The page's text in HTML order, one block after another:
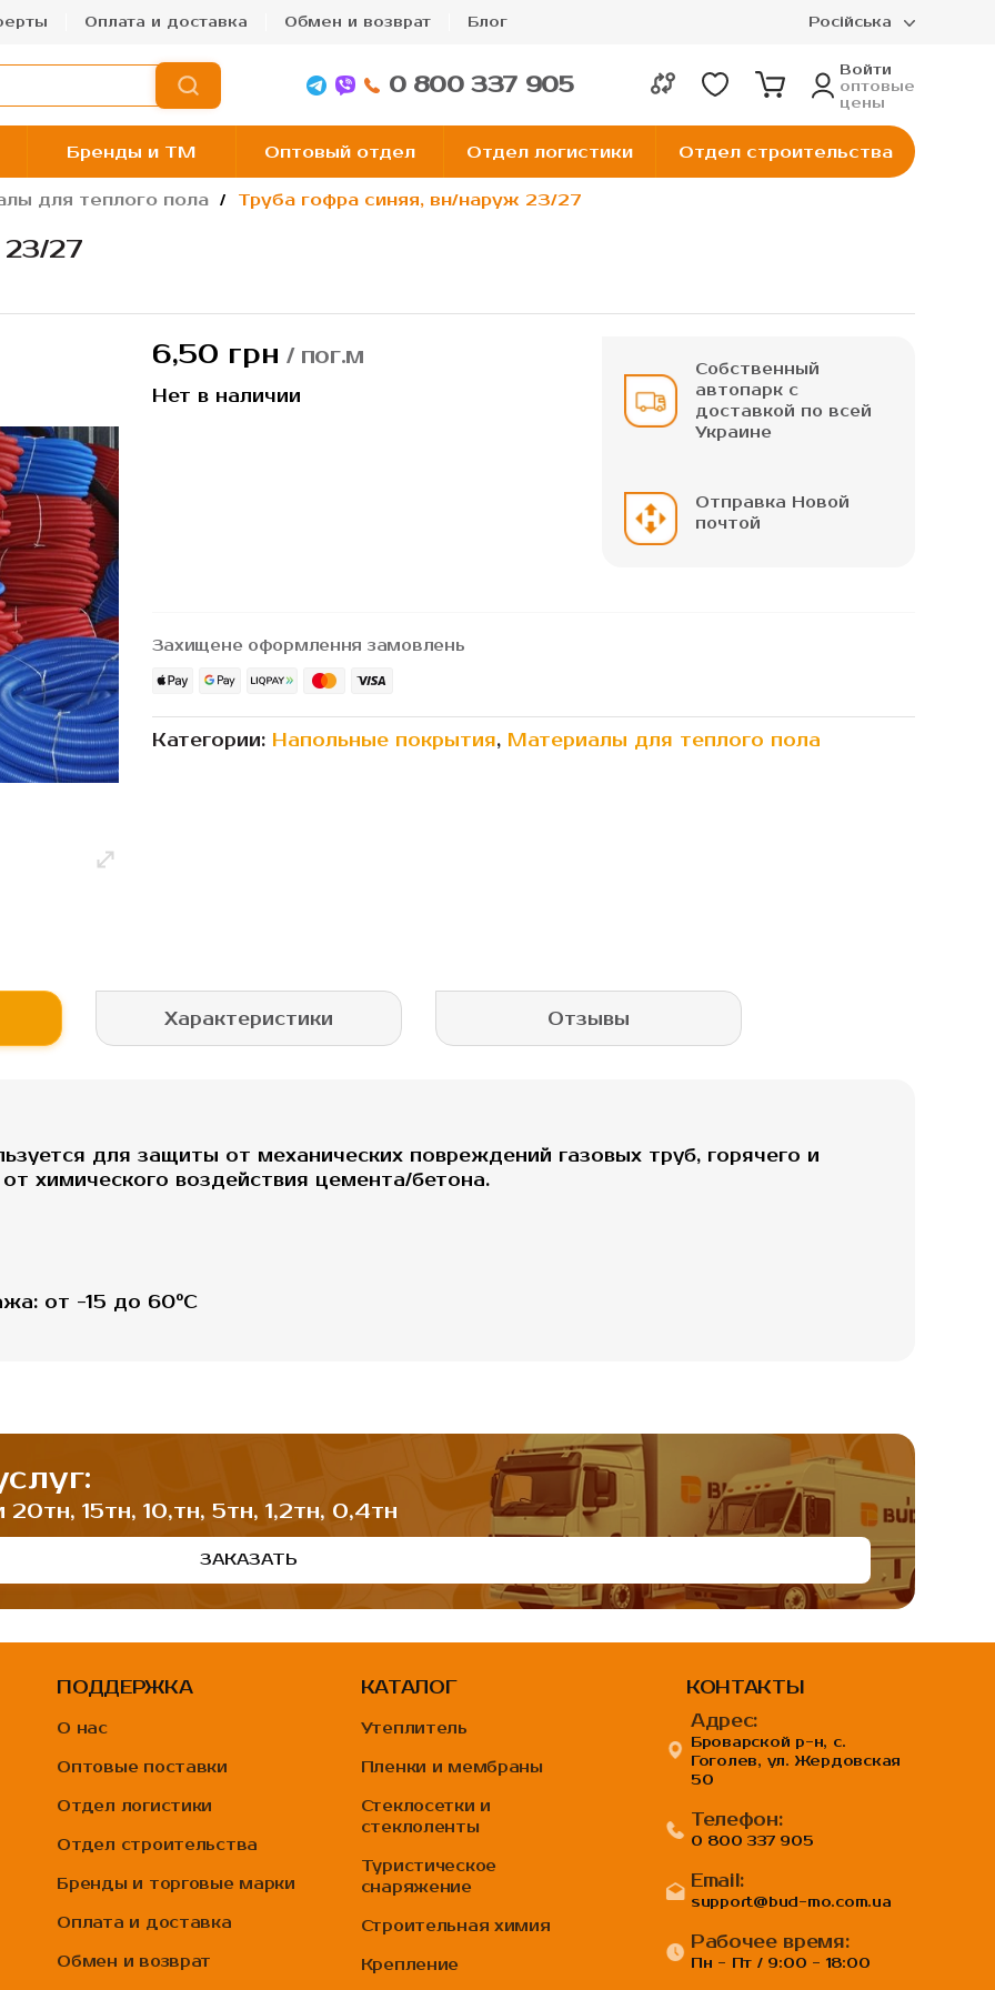
Оплата и доставка Обмен и возврат Блог Російська
0 800 337 905
Войти
оптовые
цены
Бренды и TM Оптовый отдел Отдел логистики Отдел строительства
для теплого пола Труба гофра синяя, вн/наруж 23/27
27
6,50 грн / пог.м
Нет в наличии
Собственный
автопарк с
доставкой по всей
Украине
Отправка Новой
почтой
Захищене оформлення замовлень
Категории: Напольные покрытия, Материалы для теплого пола
для защиты от механических повреждений газовых труб, горячего и
химического воздействия цемента/бетона.
от -15 до 60°C
Характеристики Отзывы
15тн, 10,тн, 5тн, 1,2тн, 0,4тн
ЗАКАЗАТЬ
ПОДДЕРЖКА
О нас
Оптовые поставки
Отдел логистики
Отдел строительства
Бренды и торговые марки
Оплата и доставка
Обмен и возврат
КАТАЛОГ
Утеплитель
Пленки и мембраны
Стеклосетки и
стеклоленты
Туристическое
снаряжение
Строительная химия
Крепление
КОНТАКТЫ
Адрес:
Броварской р-н, с.
Гоголев, ул. Жердовская
50
Телефон:
0 800 337 905
Email:
support@bud-mo.com.ua
Рабочее время:
Пн - Пт / 9:00 - 18:00